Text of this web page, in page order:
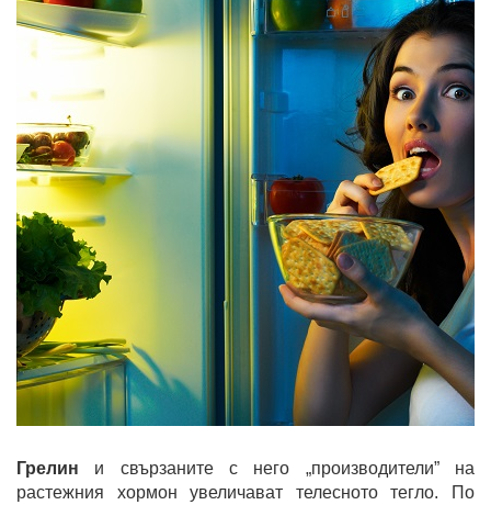
Грелин и свързаните с него „производители” на
растежния хормон увеличават телесното тегло. По